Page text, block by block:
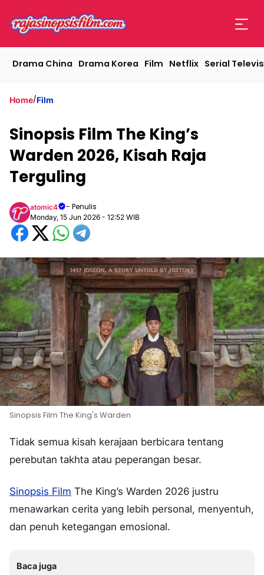
Drama China Drama Korea Film Netflix Serial
Home/Film
Sinopsis Film The King’s
Warden 2026, Kisah Raja
Terguling
atomic4 - Penulis
Monday, 15 Jun 2026 - 12:52 WIB
Sinopsis Film The King's Warden
Tidak semua kisah kerajaan berbicara tentang
perebutan takhta atau peperangan besar.
Sinopsis Film The King’s Warden 2026 justru
menawarkan cerita yang lebih personal, menyentuh,
dan penuh ketegangan emosional.
Baca juga